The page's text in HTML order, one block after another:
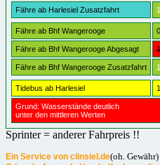
Fähre ab Harlesiel Zusatzfahrt
Fähre ab Bhf Wangerooge
Fähre ab Bhf Wangerooge Abgesagt
Fähre ab Bhf Wangerooge Zusatzfahrt
Tidebus ab Harlesiel
Grund: Wasserstände deutlich
unter den mittleren Werten
Sprinter = anderer Fahrpreis !!
Ein Service von clinsiel.de(oh. Gewähr)